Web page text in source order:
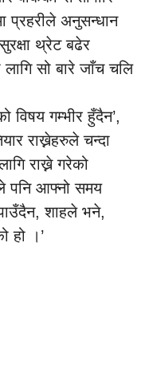
प्रहरीले अनुसन्धान
थ्रेट बढेर
सो बारे जाँच चलि
विषय गम्भीर हुँदैन’,
राख्नेहरुले चन्दा
राख्ने गरेको
पनि आफ्नो समय
शाहले भने,
हो ।’